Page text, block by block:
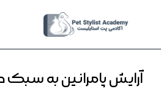
آرایش پامرانین به